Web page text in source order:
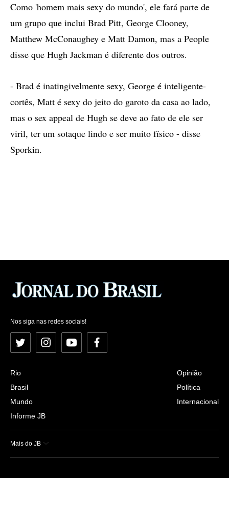
Como 'homem mais sexy do mundo', ele fará parte de
um grupo que inclui Brad Pitt, George Clooney,
Matthew McConaughey e Matt Damon, mas a People
disse que Hugh Jackman é diferente dos outros.
- Brad é inatingivelmente sexy, George é inteligente-
cortês, Matt é sexy do jeito do garoto da casa ao lado,
mas o sex appeal de Hugh se deve ao fato de ele ser
viril, ter um sotaque lindo e ser muito físico - disse
Sporkin.
Nos siga nas redes sociais!
Twitter InstagramYouTubeFacebook
Rio
Brasil
Mundo
Informe JB
Opinião
Política
Internacional
Mais do JB
Esportes